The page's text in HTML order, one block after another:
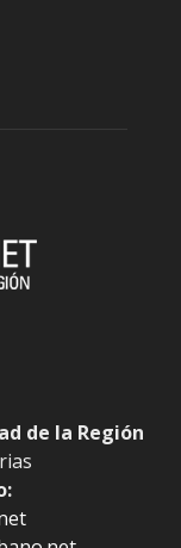
de la Región